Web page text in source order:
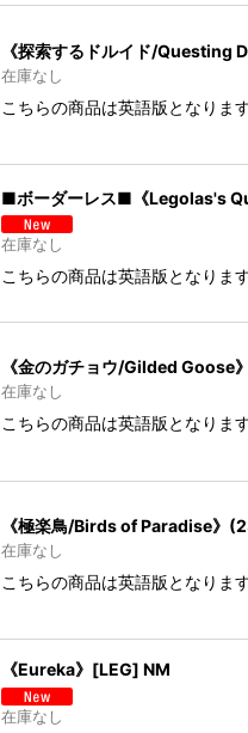
《探索するドルイド/Questing
在庫なし
こちらの商品は英語版となります
■ボーダーレス■《Legolas's
在庫なし
こちらの商品は英語版となります
《金のガチョウ/Gilded Goose
在庫なし
こちらの商品は英語版となります
《極楽鳥/Birds of Paradise》
在庫なし
こちらの商品は英語版となります
《Eureka》[LEG] NM
在庫なし